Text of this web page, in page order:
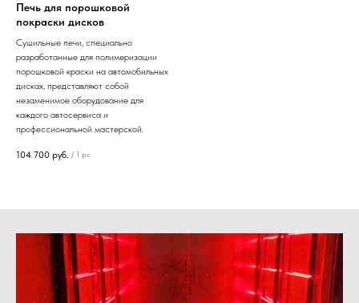
Печь для порошковой
покраски дисков
Сушильные печи, специально
разработанные для полимеризации
порошковой краски на автомобильных
дисках, представляют собой
незаменимое оборудование для
каждого автосервиса и
профессиональной мастерской.
104 700 руб. / 1 pc